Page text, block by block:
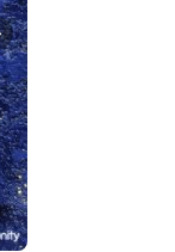
slide